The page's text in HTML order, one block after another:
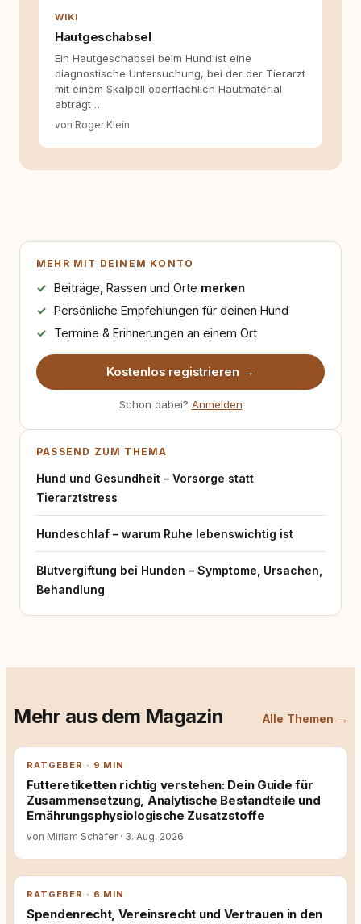
WIKI
Hautgeschabsel
Ein Hautgeschabsel beim Hund ist eine
diagnostische Untersuchung, bei der der Tierarzt
mit einem Skalpell oberflächlich Hautmaterial
abträgt …
von Roger Klein
MEHR MIT DEINEM KONTO
Beiträge, Rassen und Orte merken
Persönliche Empfehlungen für deinen Hund
Termine & Erinnerungen an einem Ort
Kostenlos registrieren →
Schon dabei? Anmelden
PASSEND ZUM THEMA
Hund und Gesundheit – Vorsorge statt
Tierarztstress
Hundeschlaf – warum Ruhe lebenswichtig ist
Blutvergiftung bei Hunden – Symptome, Ursachen,
Behandlung
Mehr aus dem Magazin Alle Themen →
RATGEBER · 9 MIN
Futteretiketten richtig verstehen: Dein Guide für
Zusammensetzung, Analytische Bestandteile und
Ernährungsphysiologische Zusatzstoffe
von Miriam Schäfer · 3. Aug. 2026
RATGEBER · 6 MIN
Spendenrecht, Vereinsrecht und Vertrauen in den